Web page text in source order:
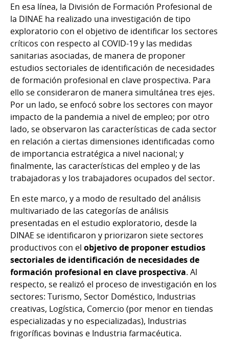
En esa línea, la División de Formación Profesional de
la DINAE ha realizado una investigación de tipo
exploratorio con el objetivo de identificar los sectores
críticos con respecto al COVID-19 y las medidas
sanitarias asociadas, de manera de proponer
estudios sectoriales de identificación de necesidades
de formación profesional en clave prospectiva. Para
ello se consideraron de manera simultánea tres ejes.
Por un lado, se enfocó sobre los sectores con mayor
impacto de la pandemia a nivel de empleo; por otro
lado, se observaron las características de cada sector
en relación a ciertas dimensiones identificadas como
de importancia estratégica a nivel nacional; y
finalmente, las características del empleo y de las
trabajadoras y los trabajadores ocupados del sector.
En este marco, y a modo de resultado del análisis
multivariado de las categorías de análisis
presentadas en el estudio exploratorio, desde la
DINAE se identificaron y priorizaron siete sectores
productivos con el objetivo de proponer estudios
sectoriales de identificación de necesidades de
formación profesional en clave prospectiva. Al
respecto, se realizó el proceso de investigación en los
sectores: Turismo, Sector Doméstico, Industrias
creativas, Logística, Comercio (por menor en tiendas
especializadas y no especializadas), Industrias
frigoríficas bovinas e Industria farmacéutica.